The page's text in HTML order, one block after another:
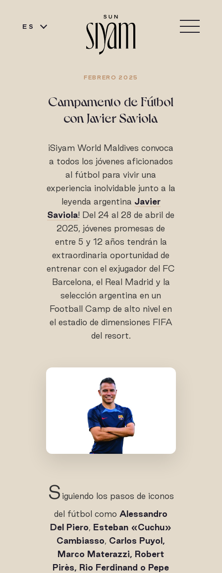
ES
FEBRERO 2025
Campamento de Fútbol
con Javier Saviola
¡Siyam World Maldives convoca
a todos los jóvenes aficionados
al fútbol para vivir una
experiencia inolvidable junto a la
leyenda argentina Javier
Saviola! Del 24 al 28 de abril de
2025, jóvenes promesas de
entre 5 y 12 años tendrán la
extraordinaria oportunidad de
entrenar con el exjugador del FC
Barcelona, el Real Madrid y la
selección argentina en un
Football Camp de alto nivel en
el estadio de dimensiones FIFA
del resort.
S iguiendo los pasos de iconos
del fútbol como Alessandro
Del Piero, Esteban «Cuchu»
Cambiasso, Carlos Puyol,
Marco Materazzi, Robert
Pirès, Rio Ferdinand o Pepe